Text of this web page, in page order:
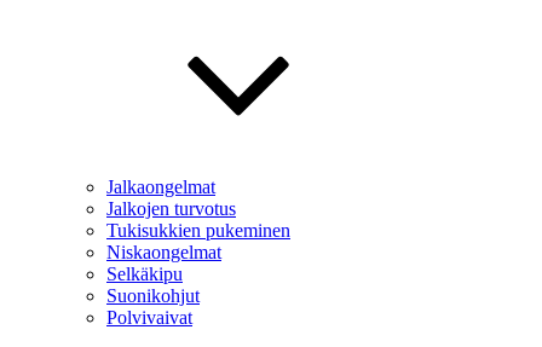
Jalkaongelmat
Jalkojen turvotus
Tukisukkien pukeminen
Niskaongelmat
Selkäkipu
Suonikohjut
Polvivaivat